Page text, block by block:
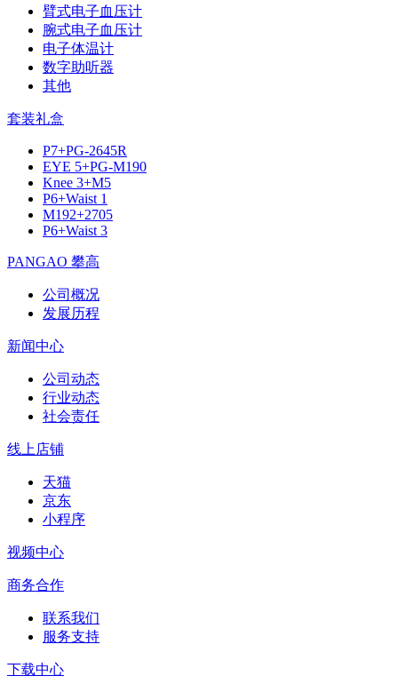
臂式电子血压计
腕式电子血压计
电子体温计
数字助听器
其他
套装礼盒
P7+PG-2645R
EYE 5+PG-M190
Knee 3+M5
P6+Waist 1
M192+2705
P6+Waist 3
PANGAO 攀高
公司概况
发展历程
新闻中心
公司动态
行业动态
社会责任
线上店铺
天猫
京东
小程序
视频中心
商务合作
联系我们
服务支持
下载中心